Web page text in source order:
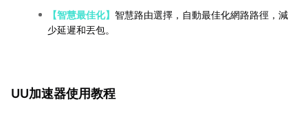
【智慧最佳化】 智慧路由選擇，自動最佳化網路路徑，減
少延遲和丟包。
UU加速器使用教程